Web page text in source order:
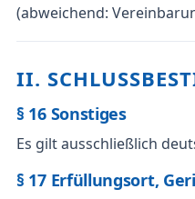
(abweichend:
II.
§ 16 Sonstiges
Es gilt ausschließlich
§ 17 Erfüllungsort,